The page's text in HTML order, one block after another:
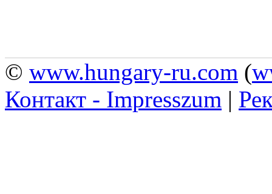
© www.hungary-ru.com (
Контакт - Impresszum |